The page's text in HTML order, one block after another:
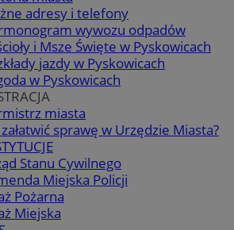
adresy i telefony
wywozu odpadów
i Msze Święte w Pyskowicach
jazdy w Pyskowicach
w Pyskowicach
miasta
załatwić sprawę w Urzędzie Miasta?
Stanu Cywilnego
Miejska Policji
Pożarna
Miejska